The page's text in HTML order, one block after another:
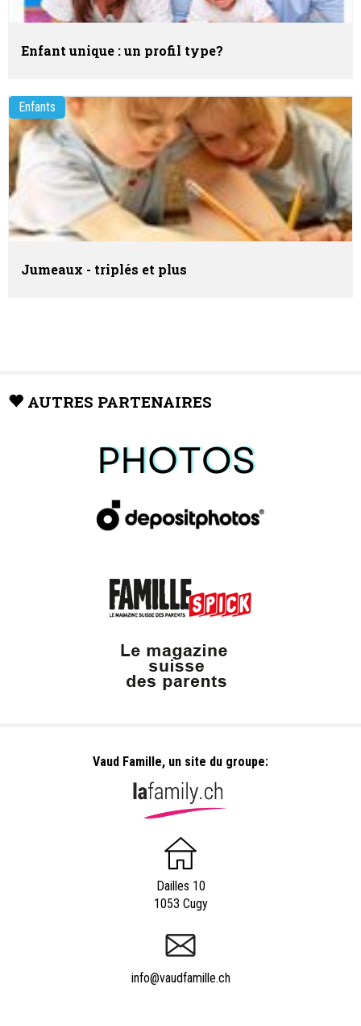
Enfant unique : un profil type?
Enfants
Jumeaux - triplés et plus
AUTRES PARTENAIRES
Vaud Famille, un site du groupe:
Dailles 10
1053 Cugy
info@vaudfamille.ch